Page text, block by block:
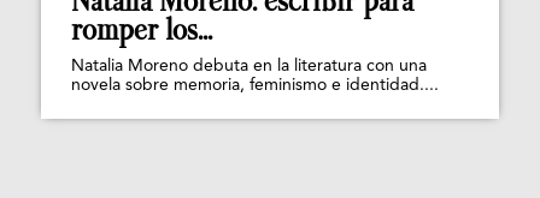
romper los...
Natalia Moreno debuta en la literatura con una
novela sobre memoria, feminismo e identidad....